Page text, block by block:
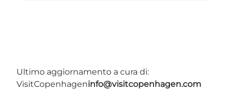
Ultimo aggiornamento a cura di:
VisitCopenhageninfo@visitcopenhagen.com